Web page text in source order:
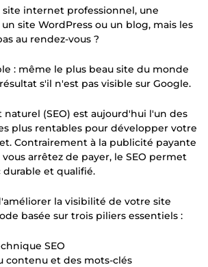
site internet professionnel, une
site WordPress ou un blog, mais les
au rendez-vous ?
: même le plus beau site du monde
s'il n'est pas visible sur Google.
(SEO) est aujourd'hui l'un des
plus rentables pour développer votre
Contrairement à la publicité payante
arrêtez de payer, le SEO permet
et qualifié.
la visibilité de votre site
basée sur trois piliers essentiels :
SEO
contenu et des mots-clés